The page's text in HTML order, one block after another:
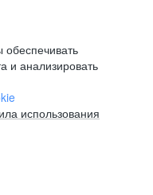
и анализировать
использования